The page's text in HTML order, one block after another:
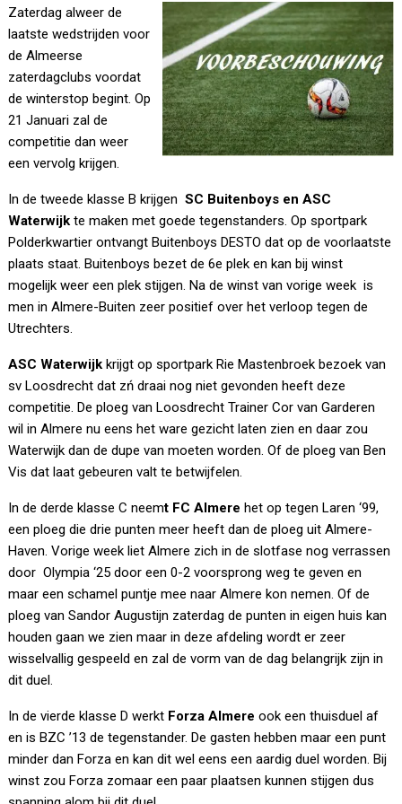
Zaterdag alweer de
laatste wedstrijden voor
de Almeerse
zaterdagclubs voordat
de winterstop begint. Op
21 Januari zal de
competitie dan weer
een vervolg krijgen.
In de tweede klasse B krijgen SC Buitenboys en ASC
Waterwijk te maken met goede tegenstanders. Op sportpark
Polderkwartier ontvangt Buitenboys DESTO dat op de voorlaatste
plaats staat. Buitenboys bezet de 6e plek en kan bij winst
mogelijk weer een plek stijgen. Na de winst van vorige week is
men in Almere-Buiten zeer positief over het verloop tegen de
Utrechters.
ASC Waterwijk krijgt op sportpark Rie Mastenbroek bezoek van
sv Loosdrecht dat zń draai nog niet gevonden heeft deze
competitie. De ploeg van Loosdrecht Trainer Cor van Garderen
wil in Almere nu eens het ware gezicht laten zien en daar zou
Waterwijk dan de dupe van moeten worden. Of de ploeg van Ben
Vis dat laat gebeuren valt te betwijfelen.
In de derde klasse C neemt FC Almerehet op tegen Laren ‘99,
een ploeg die drie punten meer heeft dan de ploeg uit Almere-
Haven. Vorige week liet Almere zich in de slotfase nog verrassen
door Olympia ‘25 door een 0-2 voorsprong weg te geven en
maar een schamel puntje mee naar Almere kon nemen. Of de
ploeg van Sandor Augustijn zaterdag de punten in eigen huis kan
houden gaan we zien maar in deze afdeling wordt er zeer
wisselvallig gespeeld en zal de vorm van de dag belangrijk zijn in
dit duel.
In de vierde klasse D werkt Forza Almereook een thuisduel af
en is BZC ’13 de tegenstander. De gasten hebben maar een punt
minder dan Forza en kan dit wel eens een aardig duel worden. Bij
winst zou Forza zomaar een paar plaatsen kunnen stijgen dus